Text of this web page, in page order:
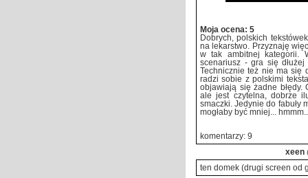
Moja ocena: 5
Dobrych, polskich
na lekarstwo. Przyznaję
w tak ambitnej kategorii.
scenariusz - gra się
Technicznie też nie ma się
radzi sobie z polskimi
objawiają się żadne błędy.
ale jest czytelna, dobrze
smaczki. Jedynie do fabuły
mogłaby być mniej...
komentarzy: 9
xeen
ten domek (drugi screen od